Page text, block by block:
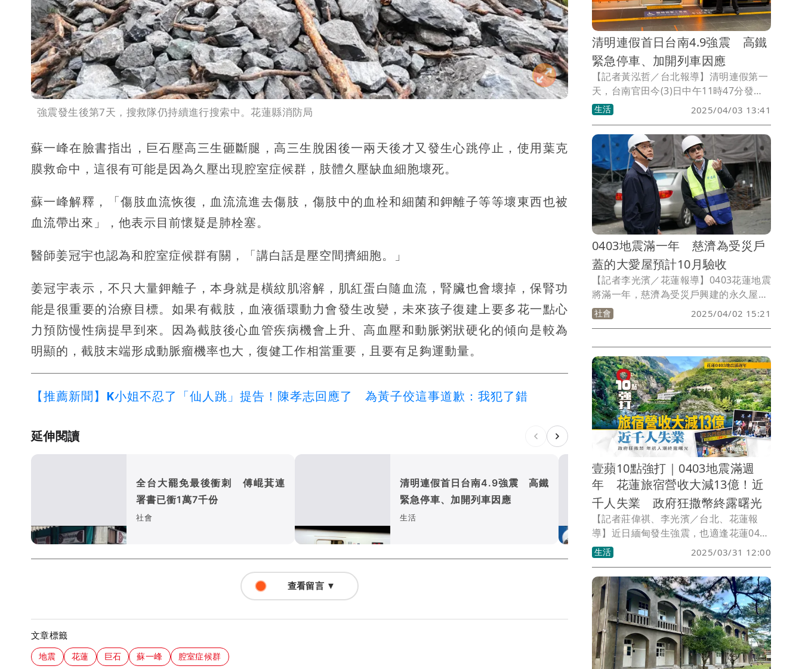
疑「破百間日租套房」遭罰25萬 業者說話了
強震發生後第7天，搜救隊仍持續進行搜索中。花蓮縣消防局
蘇一峰在臉書指出，巨石壓高三生砸斷腿，高三生脫困後一兩天後才又發生心跳停止，使用葉克
膜救命中，這很有可能是因為久壓出現腔室症候群，肢體久壓缺血細胞壞死。
蘇一峰解釋，「傷肢血流恢復，血流流進去傷肢，傷肢中的血栓和細菌和鉀離子等等壞東西也被
血流帶出來」，他表示目前懷疑是肺栓塞。
醫師姜冠宇也認為和腔室症候群有關，「講白話是壓空間擠細胞。」
姜冠宇表示，不只大量鉀離子，本身就是橫紋肌溶解，肌紅蛋白隨血流，腎臟也會壞掉，保腎功
能是很重要的治療目標。如果有截肢，血液循環動力會發生改變，未來孩子復建上要多花一點心
力預防慢性病提早到來。因為截肢後心血管疾病機會上升、高血壓和動脈粥狀硬化的傾向是較為
明顯的，截肢末端形成動脈瘤機率也大，復健工作相當重要，且要有足夠運動量。
【推薦新聞】K小姐不忍了「仙人跳」提告！陳孝志回應了 為黃子佼這事道歉：我犯了錯
延伸閱讀
全台大罷免最後衝刺 傅崐萁連
署書已衝1萬7千份
社會
清明連假首日台南4.9強震 高鐵
緊急停車、加開列車因應
生活
0403地震滿一年 慈濟為
戶蓋的大愛屋預計10月驗收
社會
查看留言 ▼
文章標籤
地震 花蓮 巨石 蘇一峰 腔室症候群
清明連假首日台南4.9強震 高鐵
緊急停車、加開列車因應
【記者黃泓哲／台北報導】清明連假第一
天，台南官田今(3)日中午11時47分發生
規模4.9地震，深度僅7.3公里，屬於淺層
地震，因此震感明顯，最大震度達4級。
由於震源靠近雲林、嘉義及台南等地，災
防告警系統（PWS）已對這些地區發送警
報，提醒民眾留意安全，高鐵公司也公布
因應措施。
生活 2025/04/03 13:41
0403地震滿一年 慈濟為受災戶
蓋的大愛屋預計10月驗收
【記者李光濱／花蓮報導】0403花蓮地震
將滿一年，慈濟為受災戶興建的永久屋
(大愛屋)，預計今年9月竣工10月完成驗
收，將提供144戶受災戶使用。
社會 2025/04/02 15:21
壹蘋10點強打｜0403地震滿週
年 花蓮旅宿營收大減13億！近
千人失業 政府狂撒幣終露曙光
【記者莊偉祺、李光濱／台北、花蓮報
導】近日緬甸發生強震，也適逢花蓮0403
地震滿週年之際。去年飽受各種天災摧殘
的花蓮，在地觀光旅館營收就減少了13億
元，為重振觀光政府陸續推出一系列花蓮
振興方案，包含住宿補助、農粉幣與文化
幣等，動用第二預備金投入就高達10.6億
元，但已明顯無法補足旅宿業的損失金
額。去年發生地震的4月統計，花蓮飯店
住用率最低僅4.11%，包含營收王太魯閣
晶英、翰品酒店都進行暫時或永久停業，
生活 2025/03/31 12:00